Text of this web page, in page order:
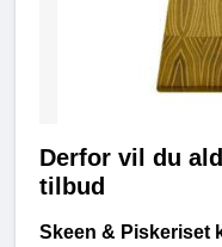
Derfor vil du
tilbud
Skeen & Piskeriset